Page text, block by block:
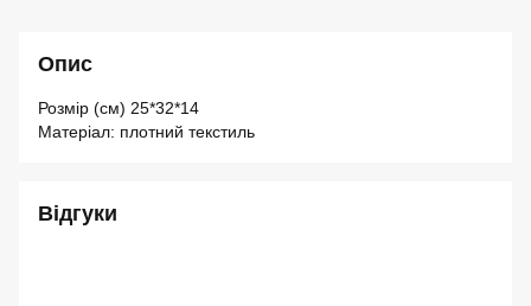
Опис
Розмір (см) 25*32*14
Матеріал: плотний текстиль
Відгуки